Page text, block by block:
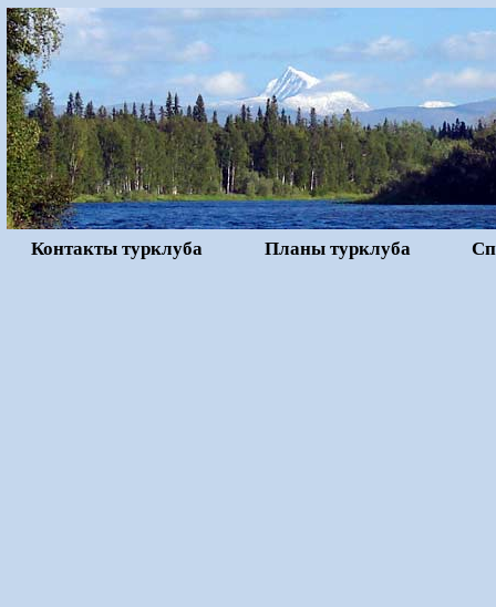
Контакты турклуба Планы турклуба